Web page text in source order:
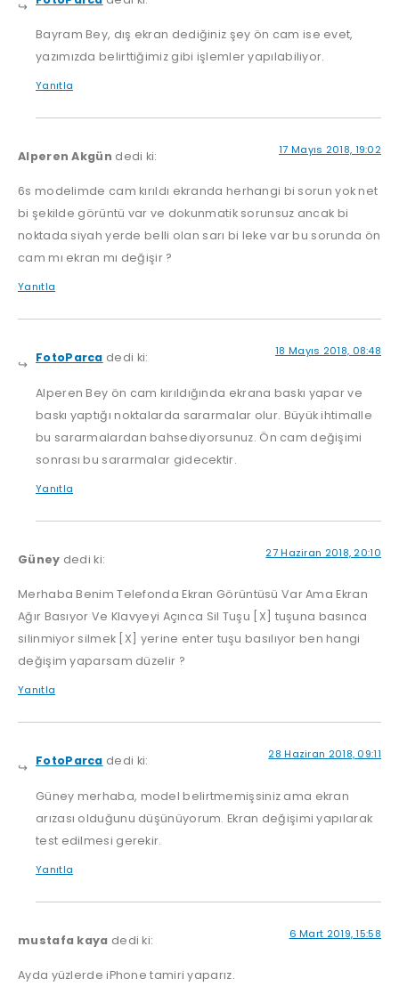
Bayram Bey, dış ekran dediğiniz şey ön cam ise evet,
yazımızda belirttiğimiz gibi işlemler yapılabiliyor.
Yanıtla
Alperen Akgün dedi ki: 17 Mayıs 2018, 19:02
6s modelimde cam kırıldı ekranda herhangi bi sorun yok net
bi şekilde görüntü var ve dokunmatik sorunsuz ancak bi
noktada siyah yerde belli olan sarı bi leke var bu sorunda ön
cam mı ekran mı değişir ?
Yanıtla
FotoParca dedi ki: 18 Mayıs 2018, 08:48
Alperen Bey ön cam kırıldığında ekrana baskı yapar ve
baskı yaptığı noktalarda sararmalar olur. Büyük ihtimalle
bu sararmalardan bahsediyorsunuz. Ön cam değişimi
sonrası bu sararmalar gidecektir.
Yanıtla
Güney dedi ki: 27 Haziran 2018, 20:10
Merhaba Benim Telefonda Ekran Görüntüsü Var Ama Ekran
Ağır Basıyor Ve Klavyeyi Açınca Sil Tuşu [X] tuşuna basınca
silinmiyor silmek [X] yerine enter tuşu basılıyor ben hangi
değişim yaparsam düzelir ?
Yanıtla
FotoParca dedi ki: 28 Haziran 2018, 09:11
Güney merhaba, model belirtmemişsiniz ama ekran
arızası olduğunu düşünüyorum. Ekran değişimi yapılarak
test edilmesi gerekir.
Yanıtla
mustafa kaya dedi ki: 6 Mart 2019, 15:58
Ayda yüzlerde iPhone tamiri yaparız.